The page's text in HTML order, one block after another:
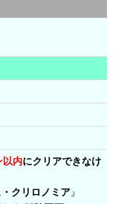
以内にクリアできなけ
クリロノミア』